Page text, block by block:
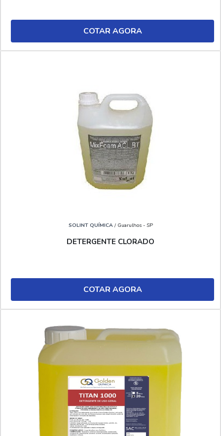
COTAR AGORA
SOLINT QUÍMICA/ Guarulhos - SP
DETERGENTE CLORADO
COTAR AGORA